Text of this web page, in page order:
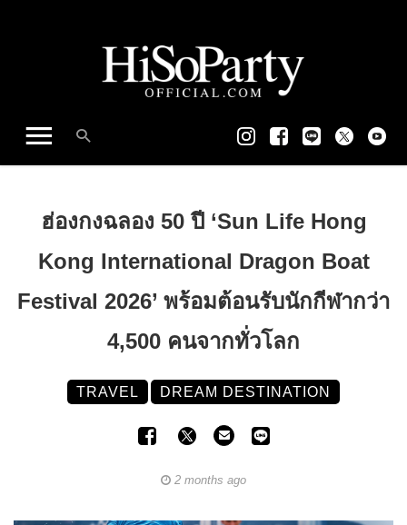
ฮ่องกงฉลอง 50 ปี ‘Sun Life Hong
Kong International Dragon Boat
Festival 2026’ พร้อมต้อนรับนักกีฬากว่า
4,500 คนจากทั่วโลก
TRAVEL DREAM DESTINATION
2 months ago